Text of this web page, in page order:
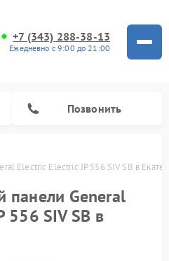
+7 (343) 288-38-13
Ежедневно с 9:00 до 21:00
Позвонить
Electric Electric JP 556 SIV SB в
панели General
556 SIV SB в